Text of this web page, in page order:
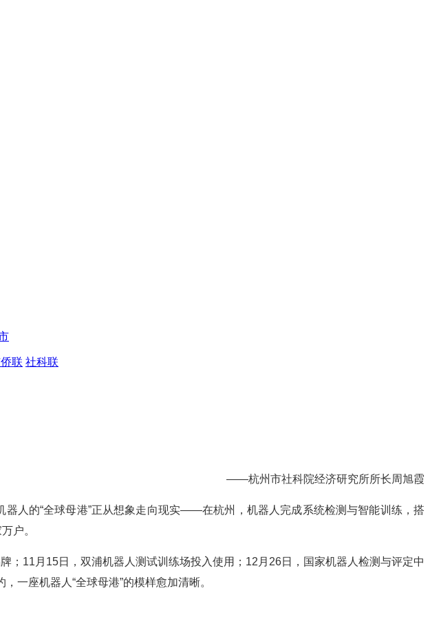
联 社科联
——杭州市社科院经济研究所所长周旭霞
人的“全球母港”正从想象走向现实——在杭州，机器人完成系统检测与智能训练，搭
户。
11月15日，双浦机器人测试训练场投入使用；12月26日，国家机器人检测与评定中
座机器人“全球母港”的模样愈加清晰。